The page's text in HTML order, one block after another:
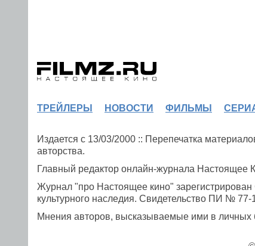
ТРЕЙЛЕРЫ НОВОСТИ ФИЛЬМЫ
Издается с 13/03/2000 :: Перепечатка
авторства.
Главный редактор онлайн-журнала Настоящее
Журнал "про Настоящее кино"
культурного наследия. Свидетельство ПИ № 77-
Мнения авторов, высказываемые ими в личных